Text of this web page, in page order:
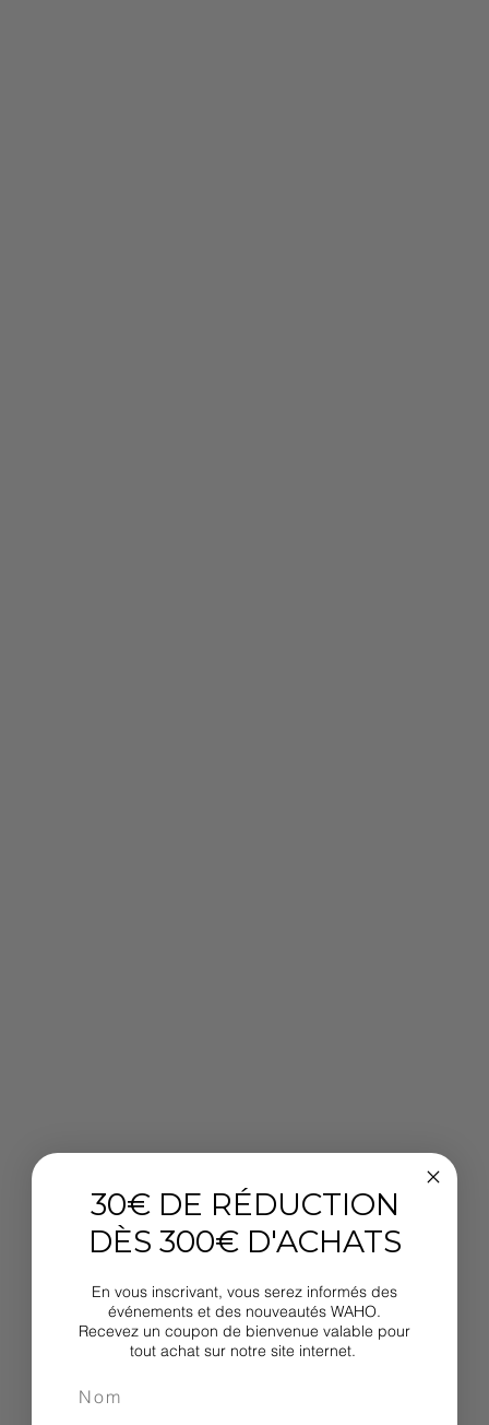
30€ DE RÉDUCTION
DÈS 300€ D'ACHATS
En vous inscrivant, vous serez informés des
événements et des nouveautés WAHO.
Recevez un coupon de bienvenue valable pour
tout achat sur notre site internet.